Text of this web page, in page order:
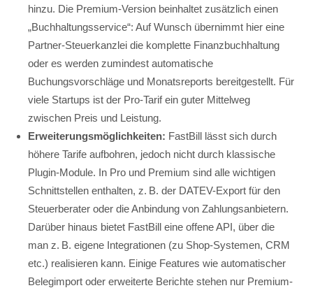
hinzu. Die Premium-Version beinhaltet zusätzlich einen
„Buchhaltungsservice“: Auf Wunsch übernimmt hier eine
Partner-Steuerkanzlei die komplette Finanzbuchhaltung
oder es werden zumindest automatische
Buchungsvorschläge und Monatsreports bereitgestellt. Für
viele Startups ist der Pro-Tarif ein guter Mittelweg
zwischen Preis und Leistung.
Erweiterungsmöglichkeiten: FastBill lässt sich durch
höhere Tarife aufbohren, jedoch nicht durch klassische
Plugin-Module. In Pro und Premium sind alle wichtigen
Schnittstellen enthalten, z. B. der DATEV-Export für den
Steuerberater oder die Anbindung von Zahlungsanbietern.
Darüber hinaus bietet FastBill eine offene API, über die
man z. B. eigene Integrationen (zu Shop-Systemen, CRM
etc.) realisieren kann. Einige Features wie automatischer
Belegimport oder erweiterte Berichte stehen nur Premium-